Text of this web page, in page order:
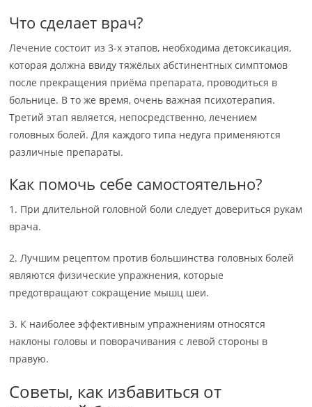
Что сделает врач?
Лечение состоит из 3-х этапов, необходима детоксикация,
которая должна ввиду тяжёлых абстинентных симптомов
после прекращения приёма препарата, проводиться в
больнице. В то же время, очень важная психотерапия.
Третий этап является, непосредственно, лечением
головных болей. Для каждого типа недуга применяются
различные препараты.
Как помочь себе самостоятельно?
1. При длительной головной боли следует довериться рукам
врача.
2. Лучшим рецептом против большинства головных болей
являются физические упражнения, которые
предотвращают сокращение мышц шеи.
3. К наиболее эффективным упражнениям относятся
наклоны головы и поворачивания с левой стороны в
правую.
Советы, как избавиться от